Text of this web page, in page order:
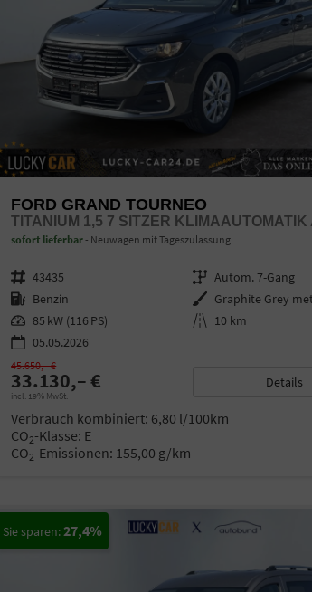
FORD GRAND TOURNEO
sofort lieferbar Neuwagen mit Tageszulassung
Fahrzeugnr. 43435 Getriebe Autom. 7-Gang
Kraftstoff Benzin Außenfarbe Graphite Grey
Leistung 85 kW (116 PS) Kilometerstand 10 km
05.05.2026
33.130,– €
incl. 19% MwSt.
45.650,– €
Details
Verbrauch kombiniert: 6,80 l/100km
CO2-Klasse: E
CO2-Emissionen: 155,00 g/km
27,4%